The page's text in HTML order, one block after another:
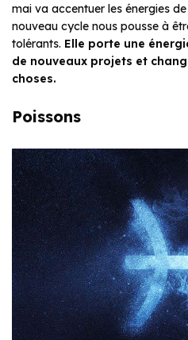
mai va accentuer les énergies
nouveau cycle nous pousse à
tolérants. Elle porte une
de nouveaux projets et
choses.
Poissons